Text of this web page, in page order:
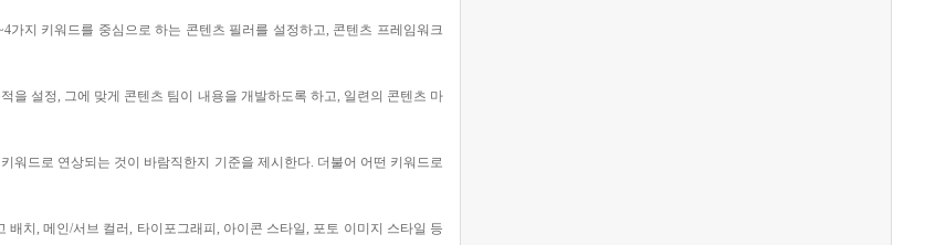
가지 키워드를 중심으로 하는 콘텐츠 필러를 설정하고, 콘텐츠 프레임워크
을 설정, 그에 맞게 콘텐츠 팀이 내용을 개발하도록 하고, 일련의 콘텐츠 마
워드로 연상되는 것이 바람직한지 기준을 제시한다. 더불어 어떤 키워드로
배치 ,메인/서브 컬러, 타이포그래피 , 아이콘 스타일, 포토 이미지 스타일 등